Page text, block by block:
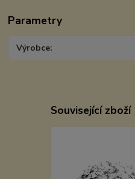
Parametry
Výrobce
Související zboží